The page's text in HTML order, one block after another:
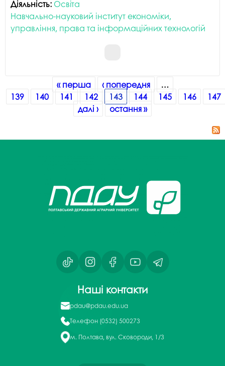
Діяльність: Освіта
Навчально-науковий інститут економіки,
управління, права та інформаційних технологій
« перша ‹ попередня
…
139
140 141 142 143 144 145 146
147
далі ›
остання »
Наші контакти
pdau@pdau.edu.ua
Телефон (0532) 500273
м. Полтава, вул. Сковороди, 1/3